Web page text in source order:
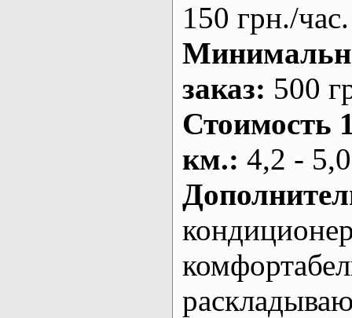
150 грн./час.
заказ: 500
Стоимость
км.: 4,2 -